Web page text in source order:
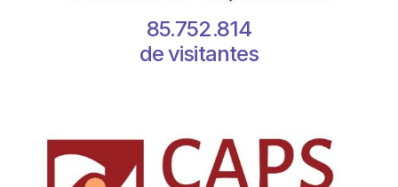
85.752.814
de visitantes